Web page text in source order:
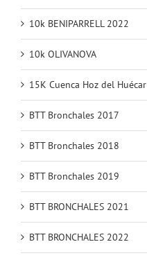
10k BENIPARRELL 2022
10k OLIVANOVA
15K Cuenca Hoz del Huécar
BTT Bronchales 2017
BTT Bronchales 2018
BTT Bronchales 2019
BTT BRONCHALES 2021
BTT BRONCHALES 2022